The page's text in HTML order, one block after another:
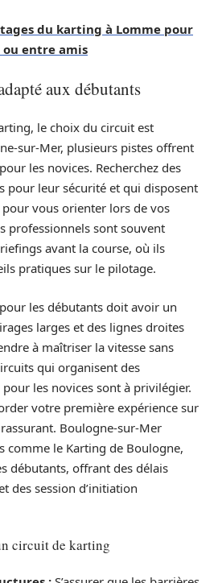
du karting à Lomme pour
entre amis
aux débutants
le choix du circuit est
sur-Mer, plusieurs pistes offrent
les novices. Recherchez des
pour leur sécurité et qui disposent
vous orienter lors de vos
professionnels sont souvent
avant la course, où ils
pratiques sur le pilotage.
les débutants doit avoir un
larges et des lignes droites
à maîtriser la vitesse sans
qui organisent des
les novices sont à privilégier.
votre première expérience sur
Boulogne-sur-Mer
comme le Karting de Boulogne,
débutants, offrant des délais
des session d’initiation
circuit de karting